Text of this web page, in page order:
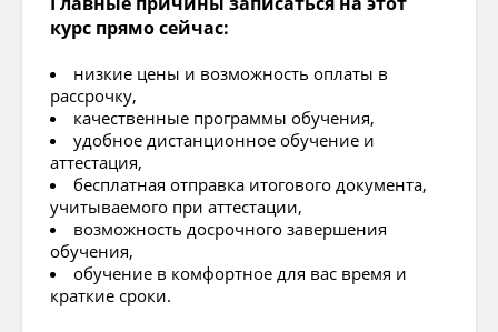
курс прямо сейчас:
низкие цены и возможность оплаты в
рассрочку,
качественные программы обучения,
удобное дистанционное обучение и
аттестация,
бесплатная отправка итогового документа,
учитываемого при аттестации,
возможность досрочного завершения
обучения,
обучение в комфортное для вас время и
краткие сроки.